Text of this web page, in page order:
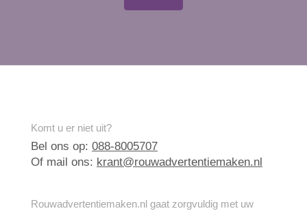
Komt u er niet uit?
Bel ons op: 088-8005707
Of mail ons: krant@rouwadvertentiemaken.nl
Rouwadvertentiemaken.nl gaat zorgvuldig met uw